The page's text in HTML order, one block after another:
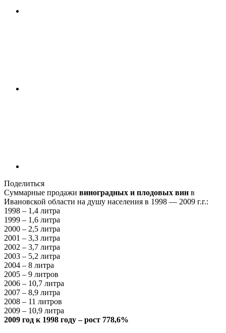
Поделиться
Суммарные продажи виноградных и плодовых вин в
Ивановской области на душу населения в 1998 — 2009 г.г.:
1998 – 1,4 литра
1999 – 1,6 литра
2000 – 2,5 литра
2001 – 3,3 литра
2002 – 3,7 литра
2003 – 5,2 литра
2004 – 8 литра
2005 – 9 литров
2006 – 10,7 литра
2007 – 8,9 литра
2008 – 11 литров
2009 – 10,9 литра
2009 год к 1998 году – рост 778,6%